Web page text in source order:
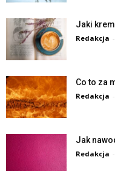
Jaki
Redakcja -
Co to za
Redakcja -
Jak
Redakcja -